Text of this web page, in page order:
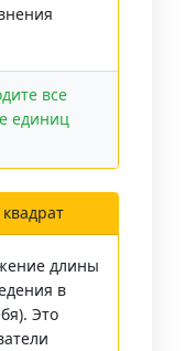
все
единиц
длины
в
Это